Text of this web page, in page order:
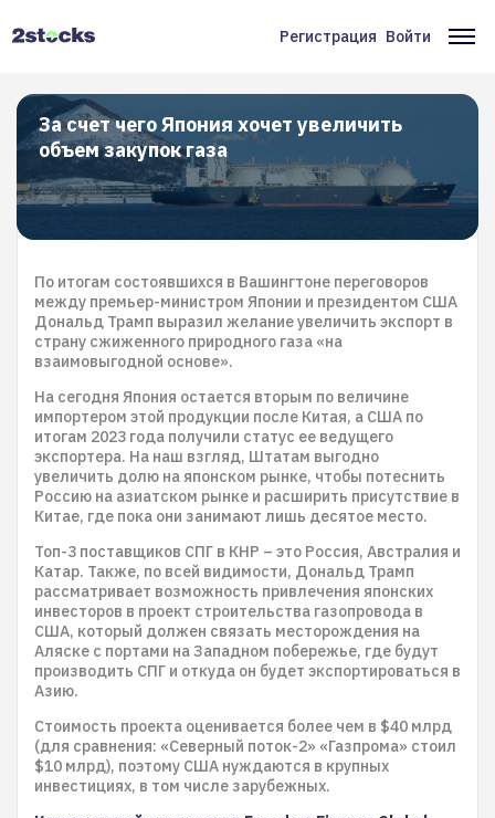
Меню
учётной
записи
пользователя
Регистрация Войти
За счет чего Япония хочет увеличить
объем закупок газа
По итогам состоявшихся в Вашингтоне переговоров
между премьер-министром Японии и президентом США
Дональд Трамп выразил желание увеличить экспорт в
страну сжиженного природного газа «на
взаимовыгодной основе».
На сегодня Япония остается вторым по величине
импортером этой продукции после Китая, а США по
итогам 2023 года получили статус ее ведущего
экспортера. На наш взгляд, Штатам выгодно
увеличить долю на японском рынке, чтобы потеснить
Россию на азиатском рынке и расширить присутствие в
Китае, где пока они занимают лишь десятое место.
Топ-3 поставщиков СПГ в КНР – это Россия, Австралия и
Катар. Также, по всей видимости, Дональд Трамп
рассматривает возможность привлечения японских
инвесторов в проект строительства газопровода в
США, который должен связать месторождения на
Аляске с портами на Западном побережье, где будут
производить СПГ и откуда он будет экспортироваться в
Азию.
Стоимость проекта оценивается более чем в $40 млрд
(для сравнения: «Северный поток-2» «Газпрома» стоил
$10 млрд), поэтому США нуждаются в крупных
инвестициях, в том числе зарубежных.